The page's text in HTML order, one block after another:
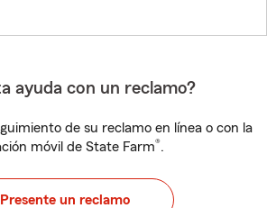
ayuda con un reclamo?
de su reclamo en línea o con la
móvil de State Farm®.
Presente un reclamo